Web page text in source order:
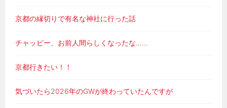
京都の縁切りで有名な神社に行った話
チャッピー、お前人間らしくなったな……
京都行きたい！！
気づいたら2026年のGWが終わっていたんですが